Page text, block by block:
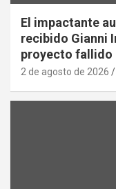
El impactante
recibido Gianni
proyecto fallido
2 de agosto de 2026